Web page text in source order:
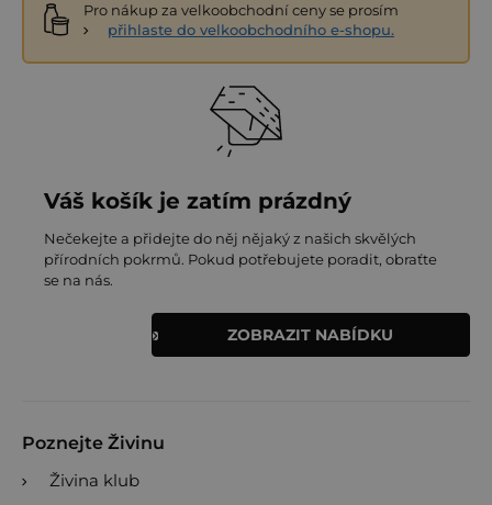
Pro nákup za velkoobchodní ceny se prosím
přihlaste do velkoobchodního e-shopu.
Váš košík je zatím prázdný
Nečekejte a přidejte do něj nějaký z našich skvělých
přírodních pokrmů. Pokud potřebujete poradit, obraťte
se na nás.
ZOBRAZIT NABÍDKU
Poznejte Živinu
Živina klub